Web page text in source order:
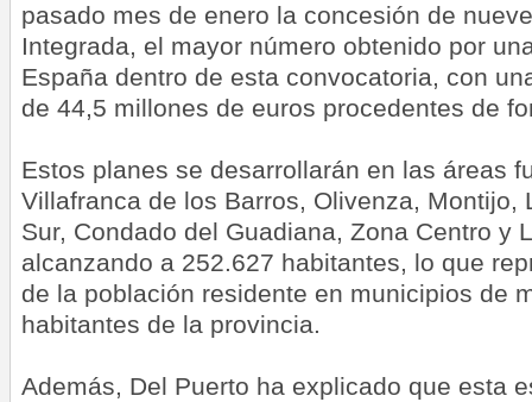
pasado mes de enero la concesión de
Integrada, el mayor número obtenido por
España dentro de esta convocatoria, con
de 44,5 millones de euros procedentes de
Estos planes se desarrollarán en las áreas
Villafranca de los Barros, Olivenza, Montijo,
Sur, Condado del Guadiana, Zona Centro y
alcanzando a 252.627 habitantes, lo que
de la población residente en municipios de
habitantes de la provincia.
Además, Del Puerto ha explicado que esta